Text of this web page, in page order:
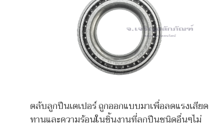
ตลับลูกปืนเตเปอร์ ถูกออกแบบมาเพื่อลดแรงเสียด
ทานและความร้อนในชิ้นงานที่ลูกปืนชนิดอื่นๆไม่